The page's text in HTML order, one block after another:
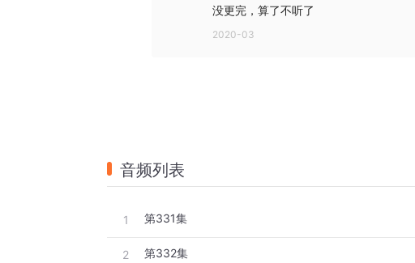
没更完，算了不听了
2020-03
音频列表
1 第331集
2 第332集